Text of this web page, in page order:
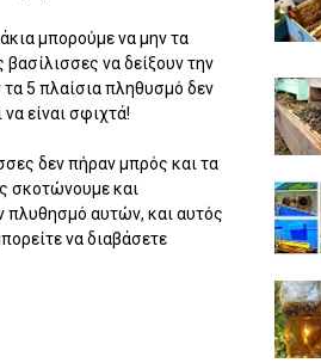
μπορούμε να μην τα
να δείξουν την
5 πλαίσια πληθυσμό δεν
είναι σφιχτά!
δεν πήραν μπρός και τα
σκοτώνουμε και
πλυθησμό αυτών, και αυτός
να διαβάσετε